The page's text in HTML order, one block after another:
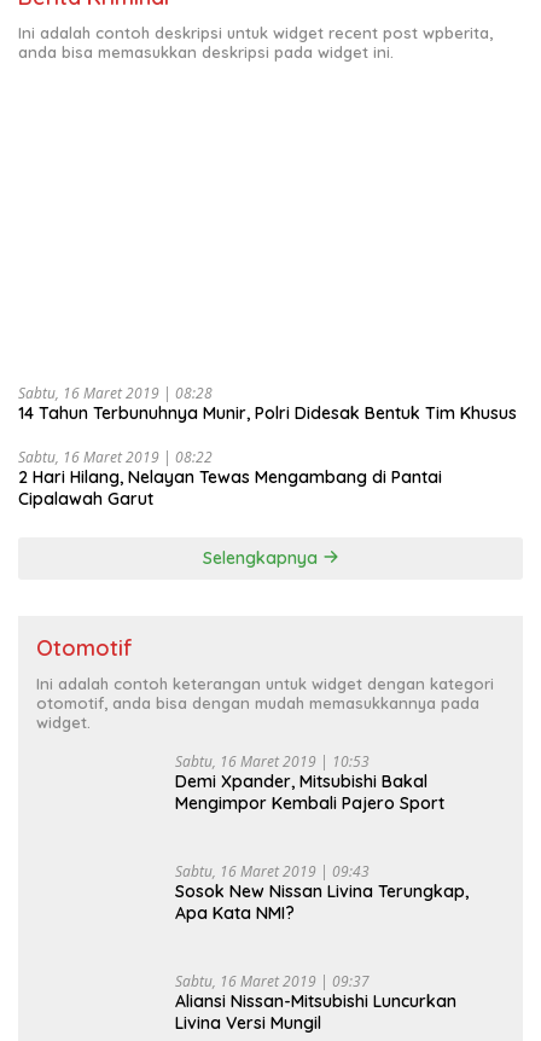
Ini adalah contoh deskripsi untuk widget recent post wpberita,
anda bisa memasukkan deskripsi pada widget ini.
Sabtu, 16 Maret 2019 | 08:28
14 Tahun Terbunuhnya Munir, Polri Didesak Bentuk Tim Khusus
Sabtu, 16 Maret 2019 | 08:22
2 Hari Hilang, Nelayan Tewas Mengambang di Pantai
Cipalawah Garut
Selengkapnya
Otomotif
Ini adalah contoh keterangan untuk widget dengan kategori
otomotif, anda bisa dengan mudah memasukkannya pada
widget.
Sabtu, 16 Maret 2019 | 10:53
Demi Xpander, Mitsubishi Bakal
Mengimpor Kembali Pajero Sport
Sabtu, 16 Maret 2019 | 09:43
Sosok New Nissan Livina Terungkap,
Apa Kata NMI?
Sabtu, 16 Maret 2019 | 09:37
Aliansi Nissan-Mitsubishi Luncurkan
Livina Versi Mungil